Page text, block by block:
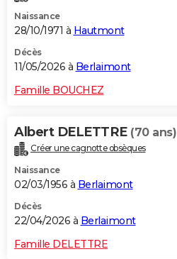
Dictionnaire
Biographies
Citations
Expressions
Proverbes
PROGRAMME TV
S'inscrire
Se connecter
Lycées
Collèges
Primaires
Universités
Entreprises
Service militaire
Avis de recherche
AVIS DE DÉCÈS
FORUM
Bricolage
Lifestyle
Culture
Sport
Auto
Television
Voyage
Cinema
Naissance
28/10/1971 à Hautmont
Décès
11/05/2026 à Berlaimont
Famille BOUCHEZ
Albert DELETTRE (70 ans)
Créer une cagnotte obsèques
Naissance
02/03/1956 à Berlaimont
Décès
22/04/2026 à Berlaimont
Famille DELETTRE